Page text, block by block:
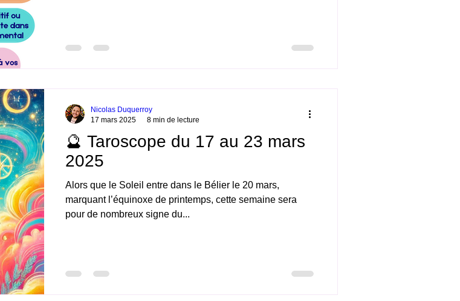
🔮 Taroscope du 17 au 23 mars
2025
Alors que le Soleil entre dans le Bélier le 20 mars,
marquant l’équinoxe de printemps, cette semaine sera
pour de nombreux signe du...
Nicolas Duquerroy
17 mars 2025
8 min de lecture